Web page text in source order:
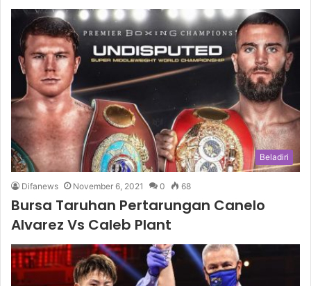
Beladiri
Difanews November 6, 2021 0 68
Bursa Taruhan Pertarungan Canelo
Alvarez Vs Caleb Plant